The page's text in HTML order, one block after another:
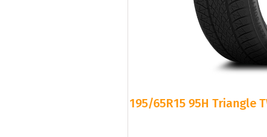
195/65R15 95H Triangle